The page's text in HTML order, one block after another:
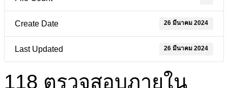
Create Date 26 มีนาคม 2024
Last Updated 26 มีนาคม 2024
118 ตรวจสอบภายใน